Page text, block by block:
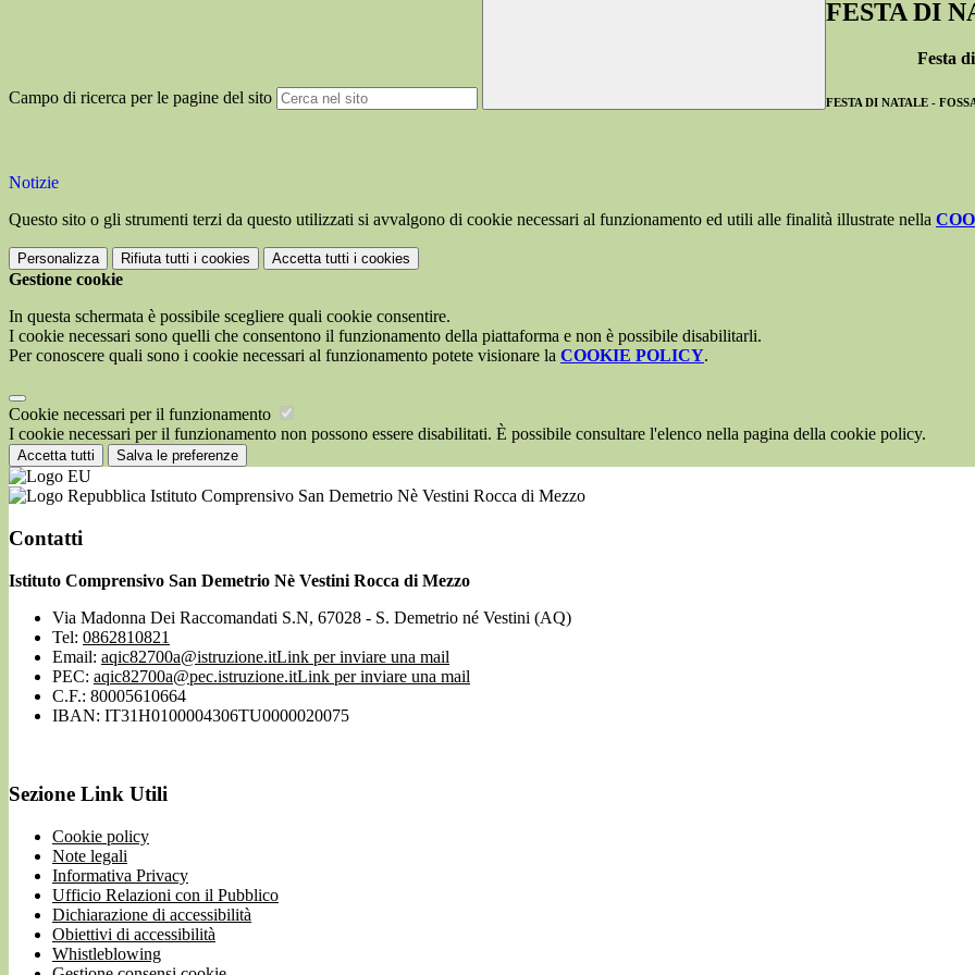
Campo di ricerca per le pagine del sito
FESTA DI
Festa
FESTA DI NATALE -
Notizie
Questo sito o gli strumenti terzi da questo utilizzati si avvalgono di cookie necessari al funzionamento ed utili alle finalità illustrate nella
Personalizza Rifiuta tutti i cookies Accetta tutti i cookies
Gestione cookie
In questa schermata è possibile scegliere quali cookie consentire.
I cookie necessari sono quelli che consentono il funzionamento della piattaforma e non è possibile disabilitarli.
Per conoscere quali sono i cookie necessari al funzionamento potete visionare la COOKIE POLICY.
Cookie necessari per il funzionamento
I cookie necessari per il funzionamento non possono essere disabilitati. È possibile consultare l'elenco nella pagina della cookie policy.
Accetta tutti Salva le preferenze
Istituto Comprensivo San Demetrio Nè Vestini Rocca di Mezzo
Contatti
Istituto Comprensivo San Demetrio Nè Vestini Rocca di Mezzo
Via Madonna Dei Raccomandati S.N, 67028 - S. Demetrio né Vestini (AQ)
Tel: 0862810821
Email: aqic82700a@istruzione.itLink per inviare una mail
PEC: aqic82700a@pec.istruzione.itLink per inviare una mail
C.F.: 80005610664
IBAN: IT31H0100004306TU0000020075
Sezione Link Utili
Cookie policy
Note legali
Informativa Privacy
Ufficio Relazioni con il Pubblico
Dichiarazione di accessibilità
Obiettivi di accessibilità
Whistleblowing